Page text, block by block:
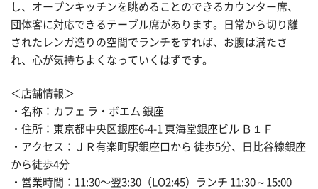
し、オープンキッチンを眺めることのできるカウンター席、
団体客に対応できるテーブル席があります。日常から切り離
されたレンガ造りの空間でランチをすれば、お腹は満たさ
れ、心が気持ちよくなっていくはずです。
＜店舗情報＞
・名称：カフェ ラ・ボエム 銀座
・住所：東京都中央区銀座6-4-1 東海堂銀座ビル Ｂ１Ｆ
・アクセス：ＪＲ有楽町駅銀座口から 徒歩5分、日比谷線銀座
から徒歩4分
・営業時間：11:30〜翌3:30（LO2:45）ランチ 11:30～15:00